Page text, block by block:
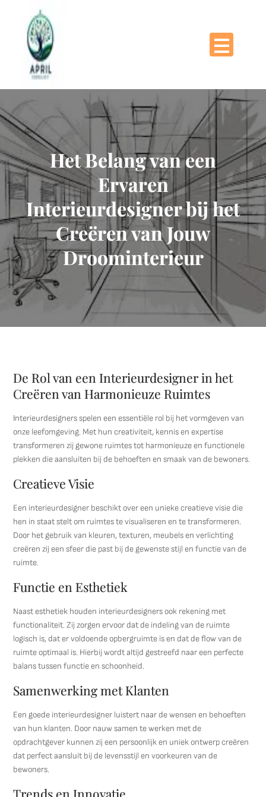
Het Belang van een
Ervaren
Interieurdesigner bij het
Creëren van Jouw
Droominterieur
De Rol van een Interieurdesigner in het
Creëren van Harmonieuze Ruimtes
Interieurdesigners spelen een essentiële rol bij het vormgeven van
onze leefomgeving. Met hun creativiteit, kennis en expertise
transformeren zij gewone ruimtes tot harmonieuze en functionele
plekken die aansluiten bij de behoeften en smaak van de bewoners.
Creatieve Visie
Een interieurdesigner beschikt over een unieke creatieve visie die
hen in staat stelt om ruimtes te visualiseren en te transformeren.
Door het gebruik van kleuren, texturen, meubels en verlichting
creëren zij een sfeer die past bij de gewenste stijl en functie van de
ruimte.
Functie en Esthetiek
Naast esthetiek houden interieurdesigners ook rekening met
functionaliteit. Zij zorgen ervoor dat de indeling van de ruimte
logisch is, dat er voldoende opbergruimte is en dat de flow van de
ruimte optimaal is. Hierbij wordt altijd gestreefd naar een perfecte
balans tussen functie en schoonheid.
Samenwerking met Klanten
Een goede interieurdesigner luistert naar de wensen en behoeften
van hun klanten. Door nauw samen te werken met de
opdrachtgever kunnen zij een persoonlijk en uniek ontwerp creëren
dat perfect aansluit bij de levensstijl en voorkeuren van de
bewoners.
Trends en Innovatie